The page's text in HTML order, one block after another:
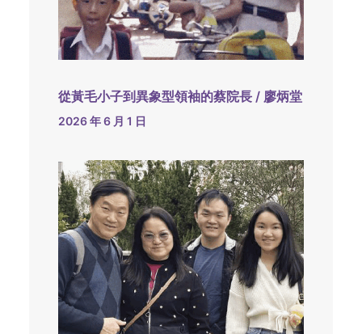
從黃毛小子到異象型領袖的蔡院長 / 廖炳堂
2026 年 6 月 1 日